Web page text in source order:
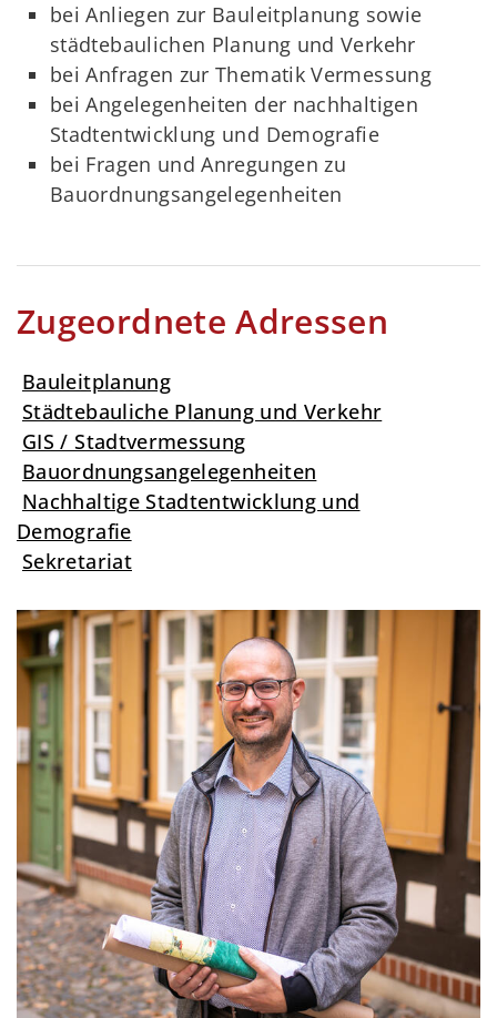
bei Anliegen zur Bauleitplanung sowie
städtebaulichen Planung und Verkehr
bei Anfragen zur Thematik Vermessung
bei Angelegenheiten der nachhaltigen
Stadtentwicklung und Demografie
bei Fragen und Anregungen zu
Bauordnungsangelegenheiten
Zugeordnete Adressen
Bauleitplanung
Städtebauliche Planung und Verkehr
GIS / Stadtvermessung
Bauordnungsangelegenheiten
Nachhaltige Stadtentwicklung und
Demografie
Sekretariat